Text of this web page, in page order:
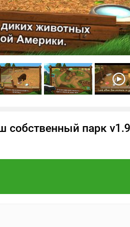
собственный парк